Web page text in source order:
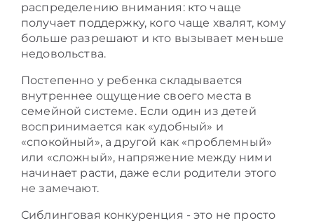
распределению внимания: кто чаще
получает поддержку, кого чаще хвалят, кому
больше разрешают и кто вызывает меньше
недовольства.
Постепенно у ребенка складывается
внутреннее ощущение своего места в
семейной системе. Если один из детей
воспринимается как «удобный» и
«спокойный», а другой как «проблемный»
или «сложный», напряжение между ними
начинает расти, даже если родители этого
не замечают.
Сиблинговая конкуренция - это не просто